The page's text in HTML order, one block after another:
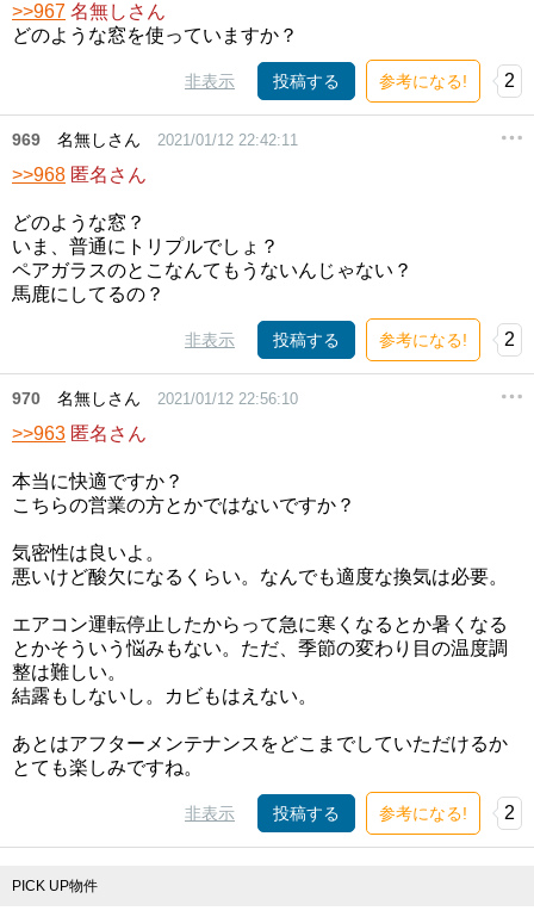
>>967 名無しさん
どのような窓を使っていますか？
非表示 投稿する 参考になる! 2
969 名無しさん 2021/01/12 22:42:11
>>968 匿名さん
どのような窓？
いま、普通にトリプルでしょ？
ペアガラスのとこなんてもうないんじゃない？
馬鹿にしてるの？
非表示 投稿する 参考になる! 2
970 名無しさん 2021/01/12 22:56:10
>>963 匿名さん
本当に快適ですか？
こちらの営業の方とかではないですか？
気密性は良いよ。
悪いけど酸欠になるくらい。なんでも適度な換気は必要。
エアコン運転停止したからって急に寒くなるとか暑くなる
とかそういう悩みもない。ただ、季節の変わり目の温度調
整は難しい。
結露もしないし。カビもはえない。
あとはアフターメンテナンスをどこまでしていただけるか
とても楽しみですね。
非表示 投稿する 参考になる! 2
PICK UP物件